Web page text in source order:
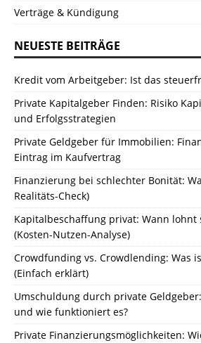
Verträge & Kündigung
NEUESTE BEITRÄGE
Kredit vom Arbeitgeber: Ist das
Private Kapitalgeber Finden: Risiko
und Erfolgsstrategien
Private Geldgeber für Immobilien:
Eintrag im Kaufvertrag
Finanzierung bei schlechter Bonität:
Realitäts-Check)
Kapitalbeschaffung privat: Wann lohnt
(Kosten-Nutzen-Analyse)
Crowdfunding vs. Crowdlending: Was
(Einfach erklärt)
Umschuldung durch private
und wie funktioniert es?
Private Finanzierungsmöglichkeiten: